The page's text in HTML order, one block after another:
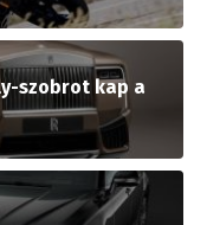
szobrot kap a